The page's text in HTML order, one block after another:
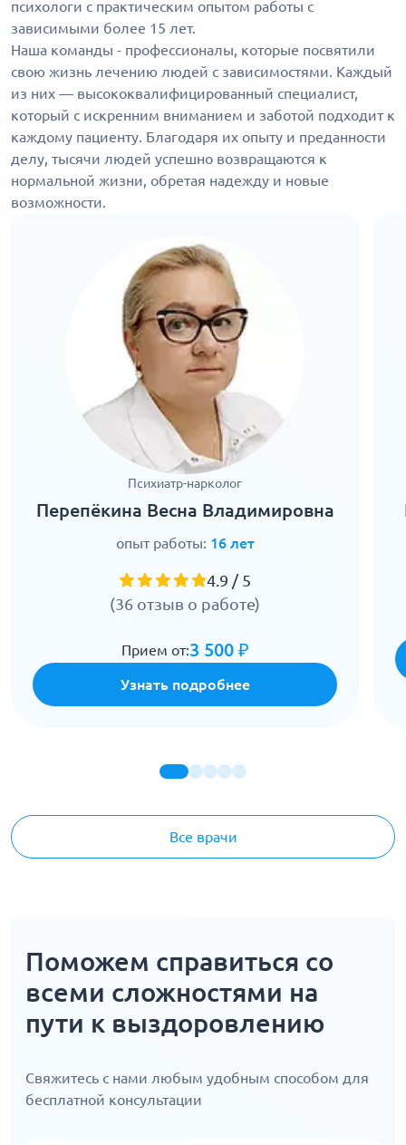
психологи с практическим опытом работы с
зависимыми более 15 лет.
Наша команды - профессионалы, которые посвятили
свою жизнь лечению людей с зависимостями. Каждый
из них — высококвалифицированный специалист,
который с искренним вниманием и заботой подходит к
каждому пациенту. Благодаря их опыту и преданности
делу, тысячи людей успешно возвращаются к
нормальной жизни, обретая надежду и новые
возможности.
Все врачи
Психиатр-нарколог
Перепёкина Весна Владимировна
опыт работы: 16 лет
4.9 / 5
(36 отзыв о работе)
Прием от:3 500 ₽
Узнать подробнее
Поможем справиться со
всеми сложностями на
пути к выздоровлению
Свяжитесь с нами любым удобным способом для
бесплатной консультации